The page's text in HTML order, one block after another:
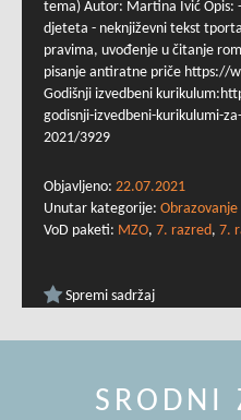
tema) Autor: Martina Ivić Opis:
djeteta - neknjiževni tekst
pravima, uvođenje u čitanje
pisanje antiratne priče https://
Godišnji izvedbeni
godisnji-izvedbeni-kurikulumi-
2021/3929
Objavljeno: 22.07.2021
Unutar kategorije: Obrazovanje
VoD paketi: MZO, 7. razred, 7.
Spremi sadržaj
SRODNI